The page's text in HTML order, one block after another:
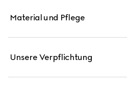
Material und Pflege
Unsere Verpflichtung